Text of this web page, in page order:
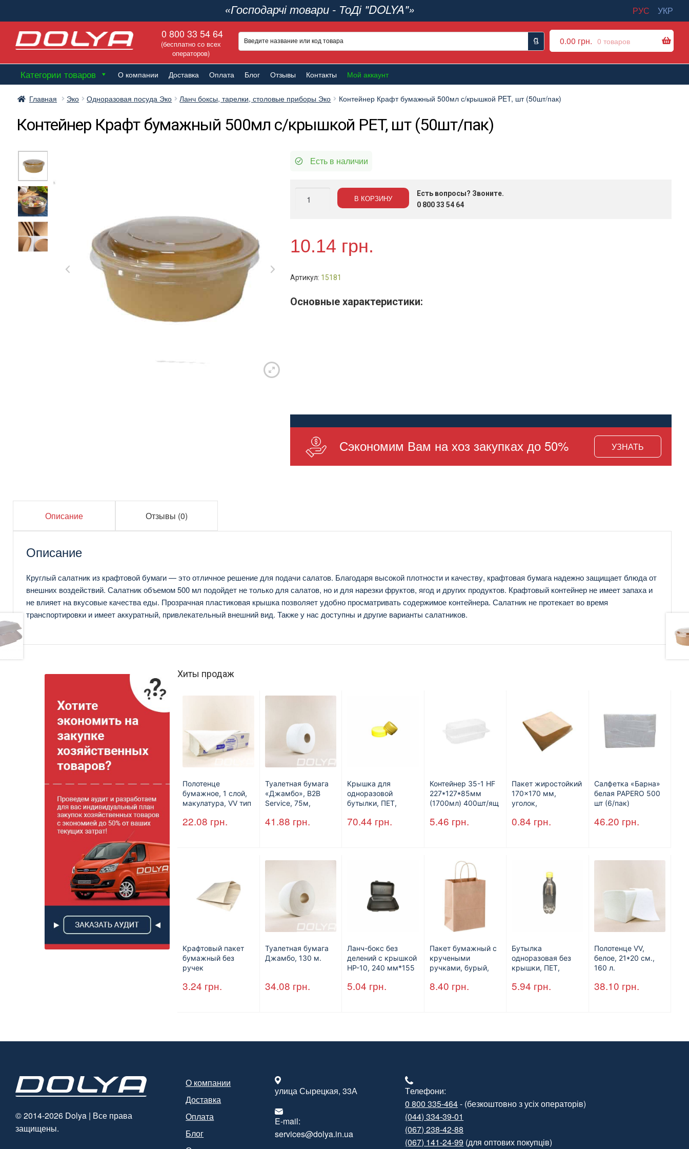
«Господарчі товари - ТоДі "DOLYA"» РУС
УКР
к
навигации
к
содержимому
0 800 33 54 64
(бесплатно со всех
операторов)
0.00 грн. 0 товаров
Категории товаров О компании Доставка Оплата Блог Отзывы Контакты Мой аккаунт
Главная Эко Одноразовая посуда Эко Ланч боксы, тарелки, столовые приборы Эко Контейнер Крафт бумажный 500мл с/крышкой PET, шт (50шт/пак)
Контейнер Крафт бумажный 500мл с/крышкой PET, шт (50шт/пак)
Есть в наличии
Количество
Контейнер
500мл
PET,
шт
(50шт/
В КОРЗИНУ
Есть вопросы? Звоните.
0 800 33 54 64
10.14 грн.
Артикул: 15181
Основные характеристики:
Сэкономим Вам на хоз закупках до 50% УЗНАТЬ
Описание Отзывы (0)
Описание
Круглый салатник из крафтовой бумаги — это отличное решение для подачи салатов. Благодаря высокой плотности и качеству, крафтовая бумага надежно защищает блюда от
внешних воздействий. Салатник объемом 500 мл подойдет не только для салатов, но и для нарезки фруктов, ягод и других продуктов. Крафтовый контейнер не имеет запаха и
не влияет на вкусовые качества еды. Прозрачная пластиковая крышка позволяет удобно просматривать содержимое контейнера. Салатник не протекает во время
транспортировки и имеет аккуратный, привлекательный внешний вид. Также у нас доступны и другие варианты салатников.
Хиты продаж
Полотенце
бумажное, 1 слой,
макулатура, VV тип
25*23 см, 160л.
22.08 грн.
Туалетная бумага
«Джамбо», B2B
Service, 75м,
двухслойная
41.88 грн.
Крышка для
одноразовой
бутылки, ПЕТ,
70.44 грн.
Контейнер 35-1 HF
227*127*85мм
(1700мл) 400шт/ящ
5.46 грн.
Пакет жиростойкий
170×170 мм,
уголок,
0.84 грн.
Салфетка «Барна»
белая PAPERO 500
шт (6/пак)
46.20 грн.
Крафтовый пакет
бумажный без
ручек
бурый (2000шт/ящ)
3.24 грн.
Туалетная бумага
Джамбо, 130 м.
34.08 грн.
Ланч-бокс без
делений с крышкой
HP-10, 240 мм*155
1300 мл,
5.04 грн.
Пакет бумажный с
кручеными
ручками, бурый,
мм*140 мм.
8.40 грн.
Бутылка
одноразовая без
крышки, ПЕТ,
мм.
5.94 грн.
Полотенце VV,
белое, 21*20 см.,
160 л.
38.10 грн.
© 2014-2026 Dolya | Все права
защищены.
О компании
Доставка
Оплата
Блог
улица Сырецкая, 33А
E-mail:
services@dolya.in.ua
Tелефони:
0 800 335-464- (безкоштовно з усіх операторів)
(044) 334-39-01
(067) 238-42-88
(067) 141-24-99 (для оптових покупців)